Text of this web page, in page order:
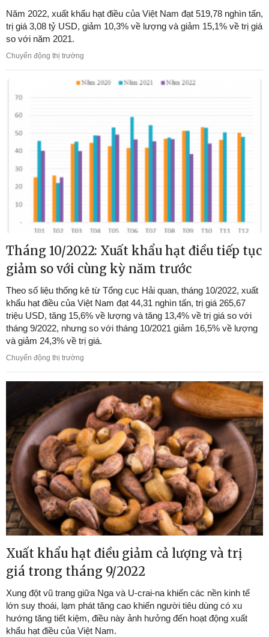
Năm 2022, xuất khẩu hạt điều của Việt Nam đạt 519,78 nghìn tấn,
trị giá 3,08 tỷ USD, giảm 10,3% về lượng và giảm 15,1% về trị giá
so với năm 2021.
Chuyển động thị trường
Tháng 10/2022: Xuất khẩu hạt điều tiếp tục
giảm so với cùng kỳ năm trước
Theo số liệu thống kê từ Tổng cục Hải quan, tháng 10/2022, xuất
khẩu hạt điều của Việt Nam đạt 44,31 nghìn tấn, trị giá 265,67
triệu USD, tăng 15,6% về lượng và tăng 13,4% về trị giá so với
tháng 9/2022, nhưng so với tháng 10/2021 giảm 16,5% về lượng
và giảm 24,3% về trị giá.
Chuyển động thị trường
Xuất khẩu hạt điều giảm cả lượng và trị
giá trong tháng 9/2022
Xung đột vũ trang giữa Nga và U-crai-na khiến các nền kinh tế
lớn suy thoái, lạm phát tăng cao khiến người tiêu dùng có xu
hướng tăng tiết kiệm, điều này ảnh hưởng đến hoạt động xuất
khẩu hạt điều của Việt Nam.